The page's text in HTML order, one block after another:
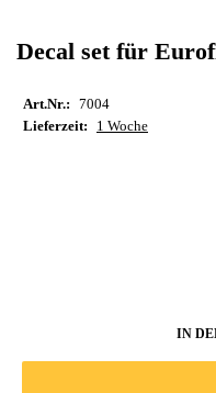
Decal set für
Art.Nr.:
7004
Lieferzeit:
1 Woche
IN